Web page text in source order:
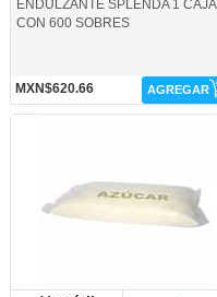
ENDULZANTE SPLENDA 1 CAJA
CON 600 SOBRES
MXN$620.66 AGREGAR